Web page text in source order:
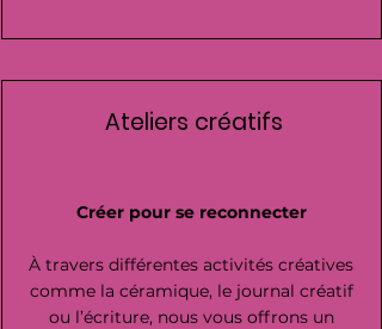
Ateliers créatifs
Créer pour se reconnecter
À travers différentes activités créatives
comme la céramique, le journal créatif
ou l’écriture, nous vous offrons un